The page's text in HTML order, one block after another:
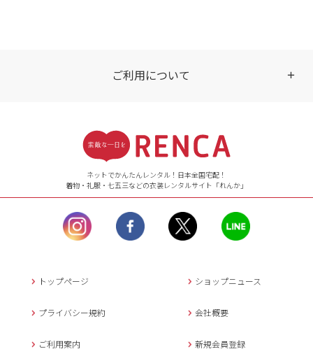
ご利用について
【ご注文（インターネット）】
24時間年中無休
【お問い合わせ窓口（メー
土曜日、日曜日、臨
時休業日を除く。
のぞき翌日営業日以降に
返信させていただきま
年末年始、大型連休
ネットでかんたんレンタル！日本全国宅配！
着物・礼服・七五三などの衣装レンタルサイト「れんか」
トップページ ショップニュース
プライバシー規約 会社概要
ご利用案内 新規会員登録